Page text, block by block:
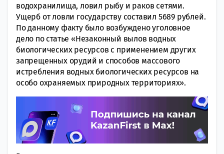
водохранилища, ловил рыбу и раков сетями.
Ущерб от ловли государству составил 5689 рублей.
По данному факту было возбуждено уголовное
дело по статье «Незаконный вылов водных
биологических ресурсов с применением других
запрещенных орудий и способов массового
истребления водных биологических ресурсов на
особо охраняемых природных территориях».